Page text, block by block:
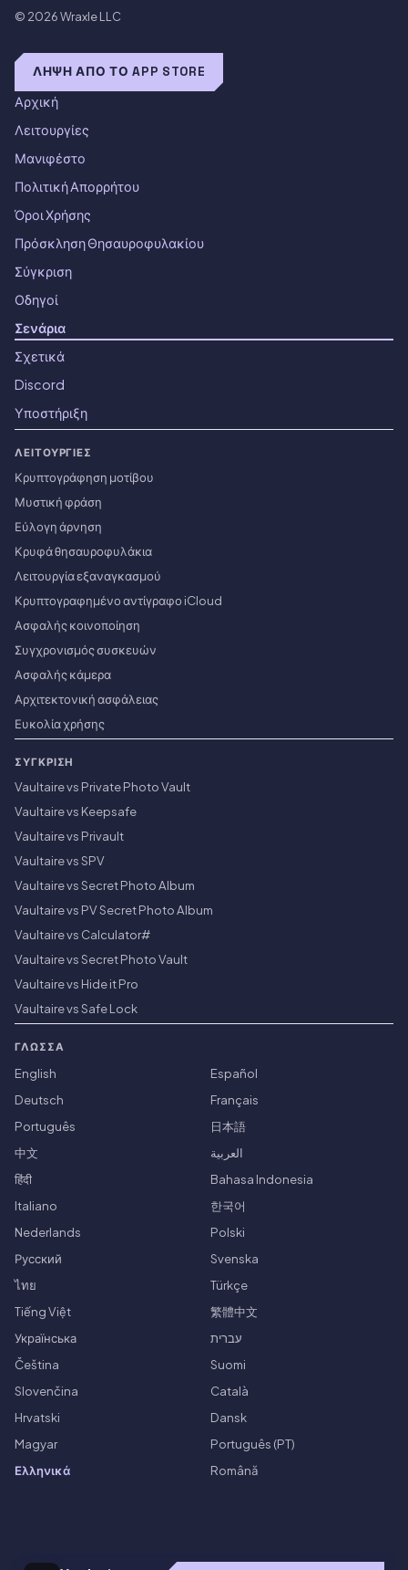
© 2026Wraxle LLC
ΛΉΨΗ ΑΠΌ ΤΟ APP STORE
Αρχική
Λειτουργίες
Μανιφέστο
Πολιτική Απορρήτου
Όροι Χρήσης
Πρόσκληση Θησαυροφυλακίου
Σύγκριση
Οδηγοί
Σενάρια
Σχετικά
Discord
Υποστήριξη
ΛΕΙΤΟΥΡΓΊΕΣ
Κρυπτογράφηση μοτίβου
Μυστική φράση
Εύλογη άρνηση
Κρυφά θησαυροφυλάκια
Λειτουργία εξαναγκασμού
Κρυπτογραφημένο αντίγραφο iCloud
Ασφαλής κοινοποίηση
Συγχρονισμός συσκευών
Ασφαλής κάμερα
Αρχιτεκτονική ασφάλειας
Ευκολία χρήσης
ΣΎΓΚΡΙΣΗ
Vaultaire vs Private Photo Vault
Vaultaire vs Keepsafe
Vaultaire vs Privault
Vaultaire vs SPV
Vaultaire vs Secret Photo Album
Vaultaire vs PV Secret Photo Album
Vaultaire vs Calculator#
Vaultaire vs Secret Photo Vault
Vaultaire vs Hide it Pro
Vaultaire vs Safe Lock
ΓΛΏΣΣΑ
English
Español
Deutsch
Français
Português
日本語
中文
العربية
हिंदी
Bahasa Indonesia
Italiano
한국어
Nederlands
Polski
Русский
Svenska
ไทย
Türkçe
Tiếng Việt
繁體中文
Українська
עברית
Čeština
Suomi
Slovenčina
Català
Hrvatski
Dansk
Magyar
Português (PT)
Ελληνικά
Română